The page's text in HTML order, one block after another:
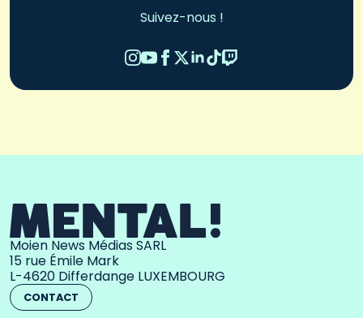
Suivez-nous !
Moien News Médias SARL
15 rue Émile Mark
L-4620 Differdange LUXEMBOURG
CONTACT